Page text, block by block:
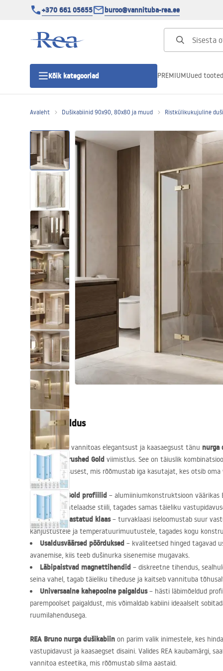
+370 661 05655 buroo@vannituba-rea.ee
Kõik kategooriad
Duši uks
Vannitoa dušialused
Lineaarne duši äravool
Tualettruumid
Vajub ära
Vannid ja ekraanid
Vannitoa segistid
Vannitoas dušid
Köök
Vannitoa tarvikud
PREMIUMUued tooted
Avaleht Dušikabiinid 90x90, 80x80 ja muud Ristkülikukujuline
Tootekirjeldus
Hinnake oma vannitoas elegantsust ja kaasaegsust tänu nurga
ainulaadneBrushed Gold viimistlus. See on täiuslik
funktsionaalsusest, mis rõõmustab iga kasutajat, kes otsib
Brushed Gold profiilid – alumiiniumkonstruktsioon väärikas
vannitoale ehtelaadse stiili, tagades samas täieliku
6 mm karastatud klaas– turvaklaasi iseloomustab suur
kahjustustele ja temperatuurimuutustele, tagades kogu
Usaldusväärsed pöörduksed – kvaliteetsed hinged tagavad
avanemise, kiis teeb dušinurka sisenemise mugavaks.
Läbipaistvad magnettihendid – diskreetne tihendus,
seina vahel, tagab täieliku tiheduse ja kaitseb vannituba
Universaalne kahepoolne paigaldus– hästi läbimõeldud
parempoolset paigaldust, mis võimaldab kabiini ideaalselt
ruumilahendusega.
REA Bruno nurga dušikabiin on parim valik inimestele, kes
vastupidavust ja kaasaegset disaini. Valides REA kaubamärgi,
vannitoa esteetika, mis rõõmustab silma aastaid.